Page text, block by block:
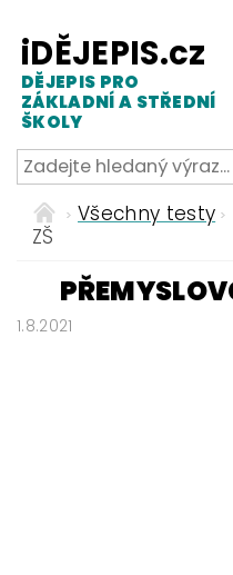
iDĚJEPIS.cz
DĚJEPIS PRO
ZÁKLADNÍ A STŘEDNÍ
ŠKOLY
Všechny testy
ZŠ
1.8.2021